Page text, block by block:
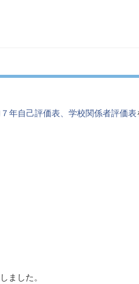
年自己評価表、学校関係者評価表
ました。